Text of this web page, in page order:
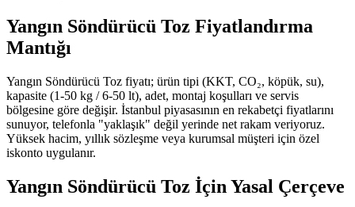
Yangın Söndürücü Toz Fiyatlandırma
Mantığı
Yangın Söndürücü Toz fiyatı; ürün tipi (KKT, CO₂, köpük, su),
kapasite (1-50 kg / 6-50 lt), adet, montaj koşulları ve servis
bölgesine göre değişir. İstanbul piyasasının en rekabetçi fiyatlarını
sunuyor, telefonla "yaklaşık" değil yerinde net rakam veriyoruz.
Yüksek hacim, yıllık sözleşme veya kurumsal müşteri için özel
iskonto uygulanır.
Yangın Söndürücü Toz İçin Yasal Çerçeve